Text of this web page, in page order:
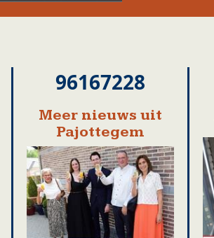
96167228
Meer nieuws uit
Pajottegem